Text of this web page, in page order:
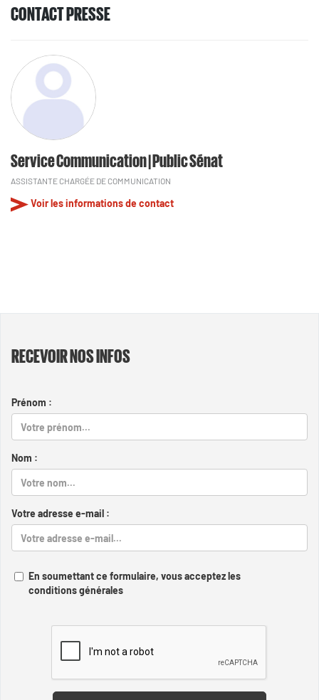
CONTACT PRESSE
Service Communication | Public Sénat
ASSISTANTE CHARGÉE DE COMMUNICATION
Voir les informations de contact
RECEVOIR NOS INFOS
Prénom :
Nom :
Votre adresse e-mail :
En soumettant ce formulaire, vous acceptez les
conditions générales